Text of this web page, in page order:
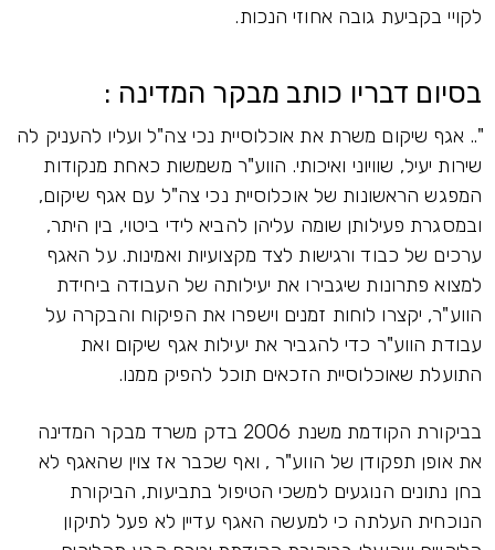
לקויי בקביעת גובה אחוזי הנכות.
בסיום דבריו כותב מבקר המדינה :
".. אגף שיקום משרת את אוכלוסיית נכי צה"ל ועליו להעניק לה
שירות יעיל, שוויוני ואיכותי. הווע"ר משמשות כאחת מנקודות
המפגש הראשונות של אוכלוסיית נכי צה"ל עם אגף שיקום,
ובמסגרת פעילותן שומה עליהן להביא לידי ביטוי, בין היתר,
ערכים של כבוד ורגישות לצד מקצועיות ואמינות. על האגף
למצוא פתרונות שיגבירו את יעילותה של העבודה ביחידת
הווע"ר, יקצרו לוחות זמנים וישפרו את הפיקוח והבקרה על
עבודת הווע"ר כדי להגביר את יעילות אגף שיקום ואת
התועלת שאוכלוסיית הזכאים תוכל להפיק ממנו.
בביקורת הקודמת משנת 2006 בדק משרד מבקר המדינה
את אופן תפקודן של הווע"ר , ואף שכבר אז צוין שהאגף לא
בחן נתונים הנוגעים למשכי הטיפול בתביעות, הביקורת
הנוכחית העלתה כי למעשה האגף עדיין לא פעל לתיקון